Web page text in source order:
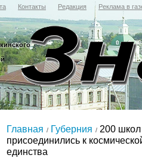
Контакты Редакция Реклама в
Главная Губерния
200
присоединились к
единства